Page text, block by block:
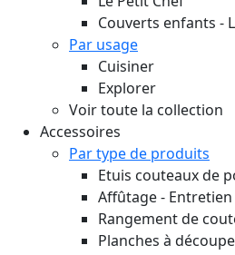
Couverts enfants -
Par usage
Cuisiner
Explorer
Voir toute la collection
Accessoires
Par type de produits
Etuis couteaux de
Affûtage - Entretien
Rangement de
Planches à